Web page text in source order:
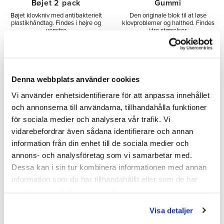
Denna webbplats använder cookies
Vi använder enhetsidentifierare för att anpassa innehållet
och annonserna till användarna, tillhandahålla funktioner
för sociala medier och analysera vår trafik. Vi
vidarebefordrar även sådana identifierare och annan
information från din enhet till de sociala medier och
annons- och analysföretag som vi samarbetar med.
Dessa kan i sin tur kombinera informationen med annan
information som du har tillhandahållit eller som de har
Visa detaljer
Bøjet 2 pack
Bøjet klovkniv med antibakterielt
plastikhåndtag. Findes i højre og
venstre
Tilføj til ønskeliste
Gummi
Den originale blok til at løse
klovproblemer og halthed. Findes
i tre størrelser.
22,00SEK
Kløvblock Bovi-Bond